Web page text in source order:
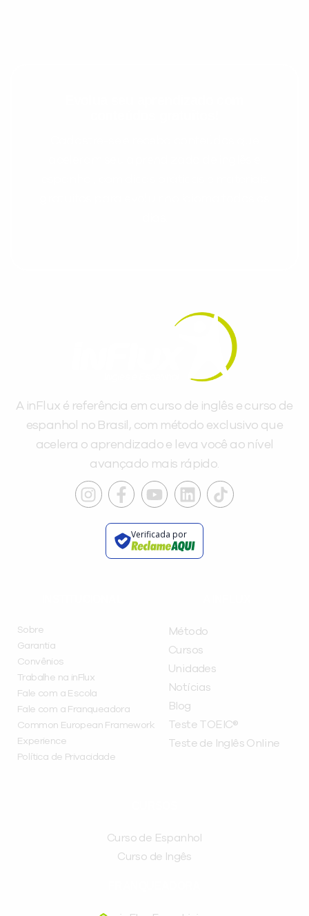
A inFlux é referência em curso de inglês e curso de
espanhol no Brasil, com método exclusivo que
acelera o aprendizado e leva você ao nível
avançado mais rápido.
Verificada por
Sobre
Garantia
Convênios
Trabalhe na inFlux
Fale com a Escola
Fale com a Franqueadora
Common European Framework
Experience
Política de Privacidade
Método
Cursos
Unidades
Notícias
Blog
Teste TOEIC®
Teste de Inglês Online
Curso de Espanhol
Curso de Ingês